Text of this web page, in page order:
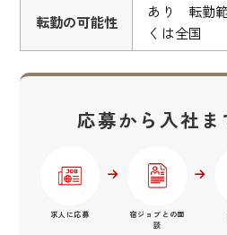
転勤の可能性
あり 転勤
くは全国
応募から入社ま
求人に応募
宿ジョブとの面
談